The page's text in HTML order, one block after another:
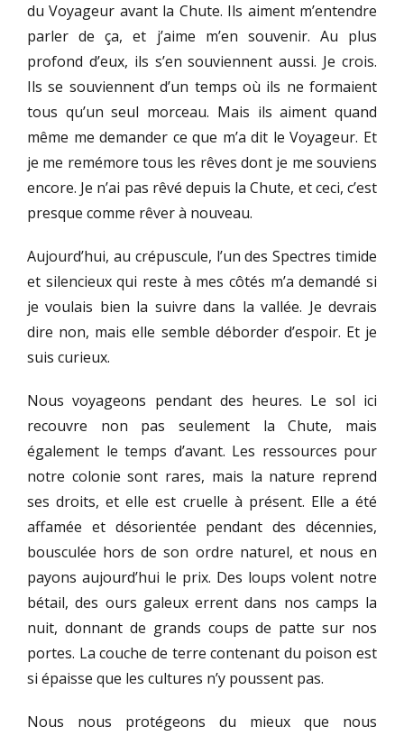
du Voyageur avant la Chute. Ils aiment m’entendre
parler de ça, et j’aime m’en souvenir. Au plus
profond d’eux, ils s’en souviennent aussi. Je crois.
Ils se souviennent d’un temps où ils ne formaient
tous qu’un seul morceau. Mais ils aiment quand
même me demander ce que m’a dit le Voyageur. Et
je me remémore tous les rêves dont je me souviens
encore. Je n’ai pas rêvé depuis la Chute, et ceci, c’est
presque comme rêver à nouveau.
Aujourd’hui, au crépuscule, l’un des Spectres timide
et silencieux qui reste à mes côtés m’a demandé si
je voulais bien la suivre dans la vallée. Je devrais
dire non, mais elle semble déborder d’espoir. Et je
suis curieux.
Nous voyageons pendant des heures. Le sol ici
recouvre non pas seulement la Chute, mais
également le temps d’avant. Les ressources pour
notre colonie sont rares, mais la nature reprend
ses droits, et elle est cruelle à présent. Elle a été
affamée et désorientée pendant des décennies,
bousculée hors de son ordre naturel, et nous en
payons aujourd’hui le prix. Des loups volent notre
bétail, des ours galeux errent dans nos camps la
nuit, donnant de grands coups de patte sur nos
portes. La couche de terre contenant du poison est
si épaisse que les cultures n’y poussent pas.
Nous nous protégeons du mieux que nous